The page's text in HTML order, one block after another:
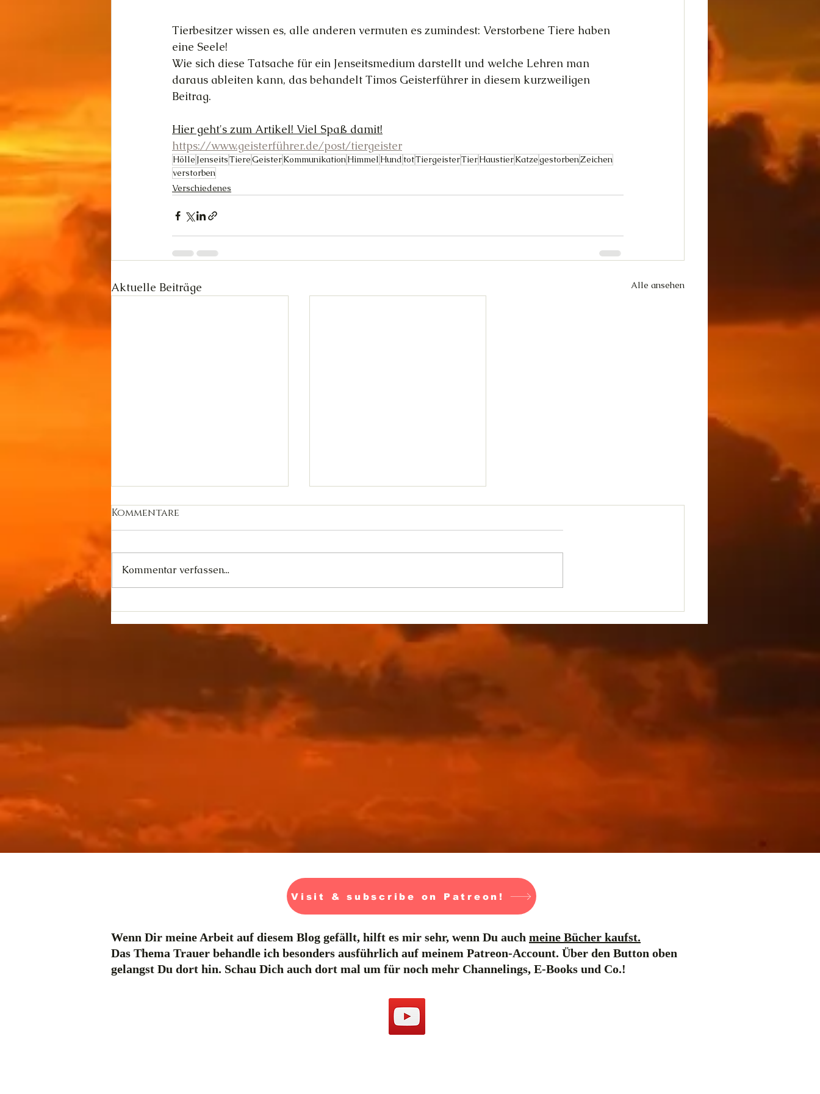
Tierbesitzer wissen es, alle anderen vermuten es zumindest: Verstorbene Tiere haben
eine Seele!
Wie sich diese Tatsache für ein Jenseitsmedium darstellt und welche Lehren man
daraus ableiten kann, das behandelt Timos Geisterführer in diesem kurzweiligen
Beitrag.
Hier geht's zum Artikel! Viel Spaß damit!
https://www.geisterführer.de/post/tiergeister
Hölle JenseitsTiereGeisterKommunikationHimmel Hund totTiergeisterTierHaustierKatzegestorbenZeichen
verstorben
Verschiedenes
Aktuelle Beiträge Alle ansehen
Was "Disclosure Day"
erreichen will
Was ist Geomantie?
Kommentare
Kommentar verfassen...
Visit & subscribe on Patreon!
Wenn Dir meine Arbeit auf diesem Blog gefällt, hilft es mir sehr, wenn Du auch meine Bücher kaufst.
Das Thema Trauer behandle ich besonders ausführlich auf meinem Patreon-Account. Über den Button oben
gelangst Du dort hin. Schau Dich auch dort mal um für noch mehr Channelings, E-Books und Co.!